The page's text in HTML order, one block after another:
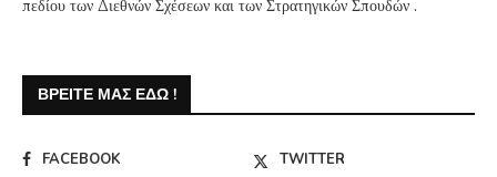
πεδίου των Διεθνών Σχέσεων και των Στρατηγικών Σπουδών .
ΒΡΕΊΤΕ ΜΑΣ ΕΔΏ !
FACEBOOK
TWITTER